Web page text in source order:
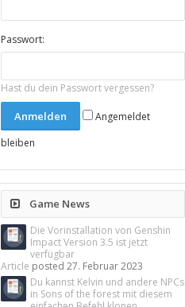
Passwort:
Hast du dein Passwort vergessen?
Angemeldet
bleiben
Game News
Die Vorinstallation von Genshin
Impact Version 3.5 ist jetzt
verfügbar
Article posted27. Februar 2023
Du kannst Kelvin und andere NPCs
in Sons of the forest mit diesem